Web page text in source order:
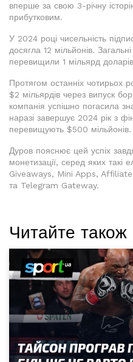
вперше за свою 3-річну
прибутковим.
У 2024 році чисельність
досягла 12 мільйонів.
перевищили 1 мільярд
Протягом останніх чотирьох
$2 мільярдів через випуск
компанія успішно погасила
наразі завершує 2024 рік з
перевищують $500 мільйонів.
Дуров пояснює цей успіх
монетизації, серед яких
Giveaways, Mini Apps,
та Telegram Gateway.
Читайте також